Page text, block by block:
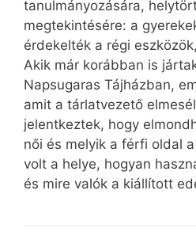
tanulmányozására,
megtekintésére: a
érdekelték a régi
Akik már korábban is
Napsugaras Tájházban,
amit a tárlatvezető
jelentkeztek, hogy
női és melyik a férfi oldal
volt a helye, hogyan
és mire valók a kiállított